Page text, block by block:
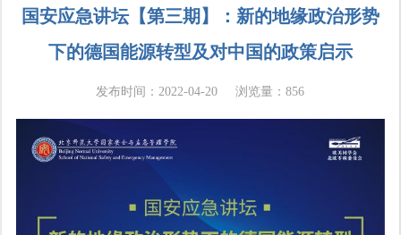
国安应急讲坛【第三期】：新的地缘政治形势
下的德国能源转型及对中国的政策启示
发布时间：2022-04-20 浏览量：856